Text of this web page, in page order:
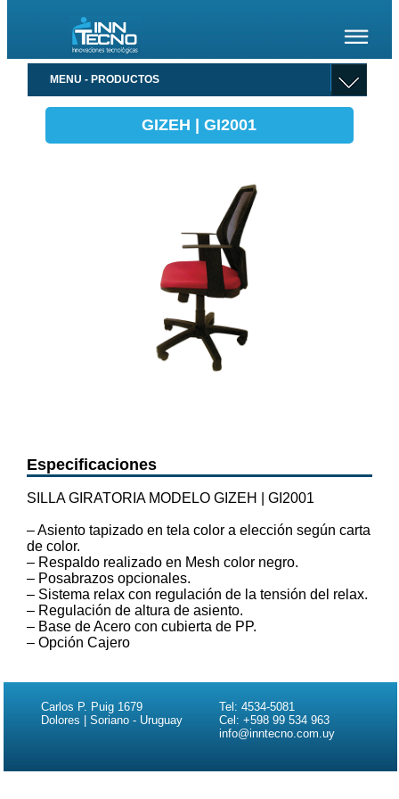
MENU - PRODUCTOS
GIZEH | GI2001
Especificaciones
SILLA GIRATORIA MODELO GIZEH | GI2001
– Asiento tapizado en tela color a elección según carta
de color.
– Respaldo realizado en Mesh color negro.
– Posabrazos opcionales.
– Sistema relax con regulación de la tensión del relax.
– Regulación de altura de asiento.
– Base de Acero con cubierta de PP.
– Opción Cajero
Tel: 4534-5081
Cel: +598 99 534 963
info@inntecno.com.uy
Carlos P. Puig 1679
Dolores | Soriano - Uruguay